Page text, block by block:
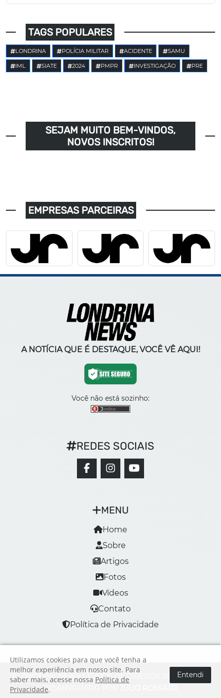
TAGS POPULARES
LONDRINA POLÍCIA MILITAR ACIDENTE SAMU
IML SIATE 2024 PMPR INVESTIGAÇÃO PRE
SEJAM MUITO BEM-VINDOS,
NOVOS INSCRITOS!
EMPRESAS PARCEIRAS
A NOTÍCIA QUE É DESTAQUE, VOCÊ VÊ AQUI!
Você não está sozinho:
MENU
Home
Sobre
Artigos
Fotos
Vídeos
Contato
Política de Privacidade
REDES SOCIAIS
© LONDRINA NEWS | TODOS OS DIREITOS RESERVADOS
DESENVOLVIDO POR
Utilizamos cookies para que você tenha a
melhor experiência em nosso site. Para
saber mais, acesse nossa Política de
Privacidade.
Entendi